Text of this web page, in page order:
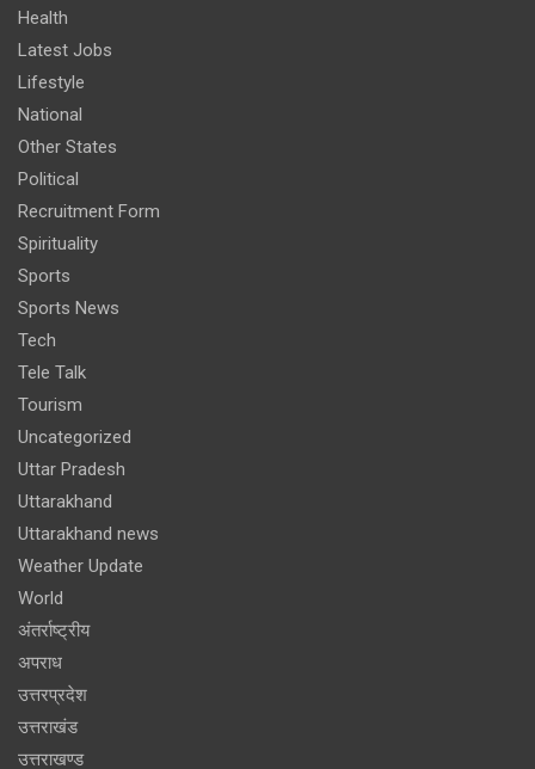
Health
Latest Jobs
Lifestyle
National
Other States
Political
Recruitment Form
Spirituality
Sports
Sports News
Tech
Tele Talk
Tourism
Uncategorized
Uttar Pradesh
Uttarakhand
Uttarakhand news
Weather Update
World
अंतर्राष्ट्रीय
अपराध
उत्तरप्रदेश
उत्तराखंड
उत्तराखण्ड